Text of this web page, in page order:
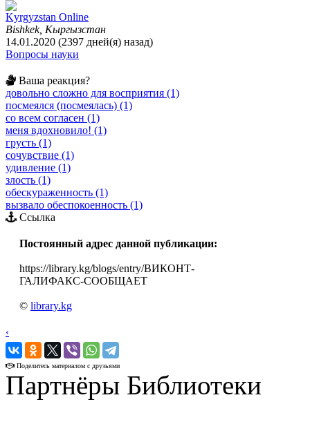
Kyrgyzstan Online
Bishkek, Кыргызстан
14.01.2020 (2397 дней(я) назад)
Вопросы науки
Ваша реакция?
довольно сложно для восприятия (1)
посмеялся (посмеялась) (1)
со всем согласен (1)
меня вдохновило! (1)
грусть (1)
сочувствие (1)
удивление (1)
злость (1)
обескураженность (1)
вызвало обеспокоенность (1)
Ссылка
Постоянный адрес данной публикации:
https://library.kg/blogs/entry/ВИКОНТ-
ГАЛИФАКС-СООБЩАЕТ
© library.kg
‹
›
Поделитесь материалом с друзьями
Партнёры Библиотеки